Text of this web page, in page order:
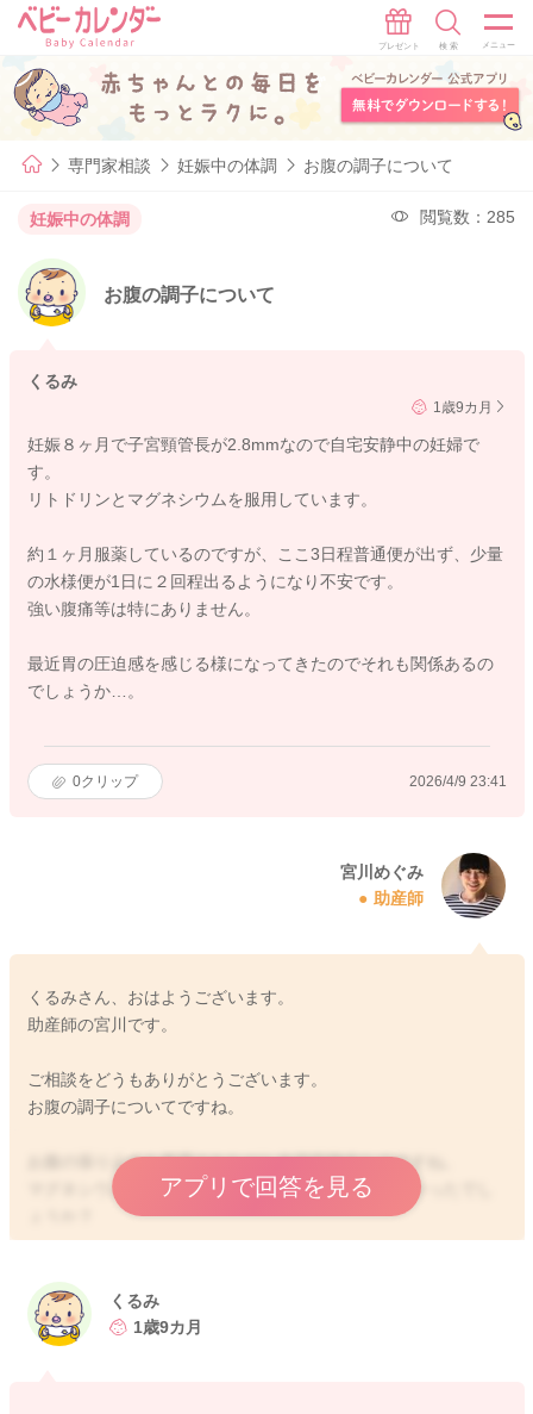
専門家相談 妊娠中の体調 お腹の調子について
妊娠中の体調 閲覧数：285
お腹の調子について
くるみ
1歳9カ月
妊娠８ヶ月で子宮頸管長が2.8mmなので自宅安静中の妊婦で
す。
リトドリンとマグネシウムを服用しています。
約１ヶ月服薬しているのですが、ここ3日程普通便が出ず、少量
の水様便が1日に２回程出るようになり不安です。
強い腹痛等は特にありません。
最近胃の圧迫感を感じる様になってきたのでそれも関係あるの
でしょうか…。
0クリップ 2026/4/9 23:41
宮川めぐみ
助産師
くるみさん、おはようございます。
助産師の宮川です。
ご相談をどうもありがとうございます。
お腹の調子についてですね。
お腹の張り止めを服用されながら自宅安静中なのですね。
マグネシウムは、酸化マグネシウムということでよかったでし
お通じがあまり出にくいようですね。
妊娠月齢的にも、お腹も大きくなってきている分胃も圧迫をさ
れるようになっていると思います。
アプリで回答を見る
くるみ
1歳9カ月